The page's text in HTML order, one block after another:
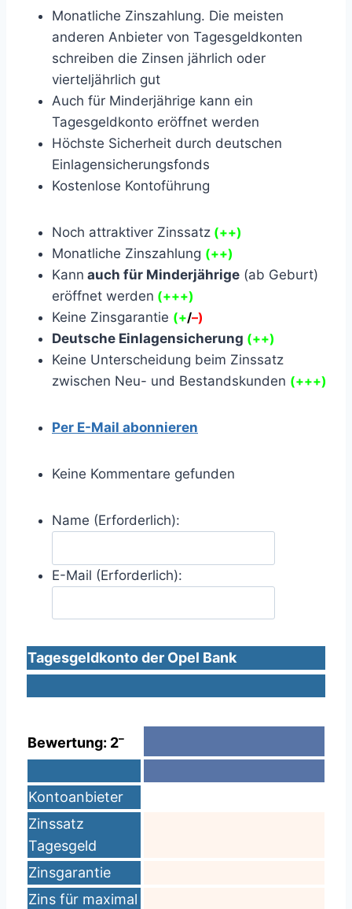
Monatliche Zinszahlung. Die meisten
anderen Anbieter von Tagesgeldkonten
schreiben die Zinsen jährlich oder
vierteljährlich gut
Auch für Minderjährige kann ein
Tagesgeldkonto eröffnet werden
Höchste Sicherheit durch deutschen
Einlagensicherungsfonds
Kostenlose Kontoführung
Noch attraktiver Zinssatz (++)
Monatliche Zinszahlung (++)
Kann auch für Minderjährige (ab Geburt)
eröffnet werden (+++)
Keine Zinsgarantie (+/–)
Deutsche Einlagensicherung (++)
Keine Unterscheidung beim Zinssatz
zwischen Neu- und Bestandskunden (+++)
Per E-Mail abonnieren
Keine Kommentare gefunden
Name (Erforderlich):
E-Mail (Erforderlich):
Tagesgeldkonto der Opel Bank
Bewertung: 2–
Kontoanbieter
Zinssatz
Tagesgeld
Zinsgarantie
Zins für maximal